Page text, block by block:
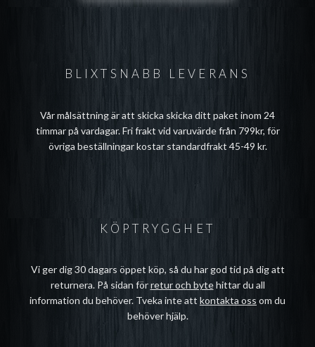
BLIXTSNABB LEVERANS
Vår målsättning är att skicka skicka ditt paket inom 24
timmar på vardagar. Fri frakt vid varuvärde från 799kr, för
övriga beställningar kostar standardfrakt 45-49 kr.
KÖPTRYGGHET
Vi ger dig 30 dagars öppet köp, så du har god tid på dig att
returnera. På sidan förretur och bytehittar du all
information du behöver. Tveka inte att kontakta oss om du
behöver hjälp.